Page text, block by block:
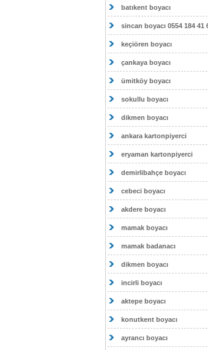
batıkent boyacı
sincan boyacı 0554 184 41
keçiören boyacı
çankaya boyacı
ümitköy boyacı
sokullu boyacı
dikmen boyacı
ankara kartonpiyerci
eryaman kartonpiyerci
demirlibahçe boyacı
cebeci boyacı
akdere boyacı
mamak boyacı
mamak badanacı
dikmen boyacı
incirli boyacı
aktepe boyacı
konutkent boyacı
ayrancı boyacı